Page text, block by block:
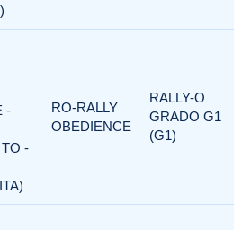
-
-
RO-RALLY
OBEDIENCE
RALLY-O
GRADO G1
(G1)